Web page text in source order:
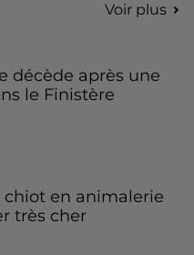
Voir plus
décède après une
le Finistère
chiot en animalerie
très cher